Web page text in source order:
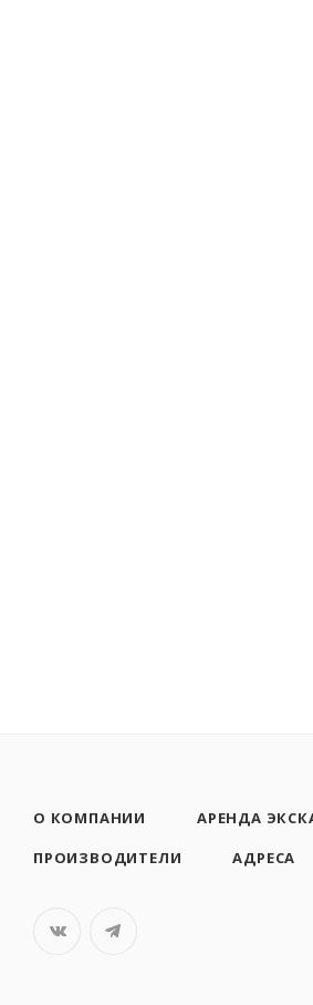
О КОМПАНИИ АРЕНДА
ПРОИЗВОДИТЕЛИ
АДРЕСА